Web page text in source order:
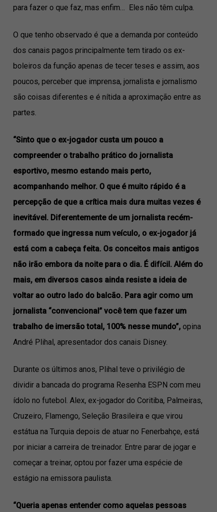
para fazer o que faz, mas enfim… Eles não têm culpa.
O que tenho observado é que a demanda por conteúdo
dos canais pagos principalmente tem tirado os ex-
boleiros da função apenas de tecer teses e assim, aos
poucos, perceber que imprensa, jornalista e jornalismo
são coisas diferentes e é nítida a aproximação entre as
partes.
“Sinto que o ex-jogador custa um pouco a
compreender o trabalho prático do jornalista
esportivo, mesmo estando mais perto,
acompanhando melhor. O que é muito rápido é a
percepção de que a crítica mais dura muitas vezes é
inevitável. Diferentemente de um jornalista recém-
formado que ingressa num veículo, o ex-jogador já
está com a cabeça feita. Os conceitos mais antigos
não irão embora da noite para o dia. É difícil. Além do
mais, em diversos casos ainda resiste a ideia de
voltar ao outro lado do balcão. Para agir como um
jornalista “convencional” você tem que fazer um
trabalho de imersão total, 100% nesse mundo”, opina
André Plihal, apresentador dos canais Disney.
Durante os últimos anos, Plihal teve o privilégio de
dividir a bancada do programa Resenha ESPN com meu
ídolo no futebol. Alex, ex-jogador do Coritiba, Palmeiras,
Cruzeiro, Flamengo, Seleção Brasileira e que virou
estátua na Turquia depois de atuar no Fenerbahçe, está
por iniciar a carreira de treinador. Entre parar de jogar e
começar a treinar, optou por fazer uma espécie de
estágio na emissora paulista.
“Queria apenas entender como aquelas pessoas